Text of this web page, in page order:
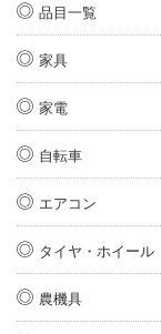
品目一覧
家具
家電
自転車
エアコン
タイヤ・ホイール
農機具